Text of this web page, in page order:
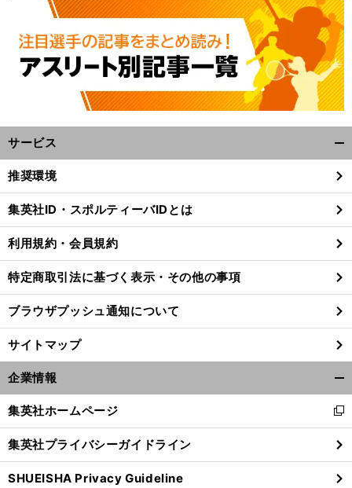
サービス
閉
る
推奨環境
集英社ID・スポルティーバIDとは
利用規約・会員規約
特定商取引法に基づく表示・その他の事項
ブラウザプッシュ通知について
サイトマップ
企業情報
閉
る
集英社ホームページ
新
し
い
ウ
ィ
集英社プライバシーガイドライン
SHUEISHA Privacy Guideline